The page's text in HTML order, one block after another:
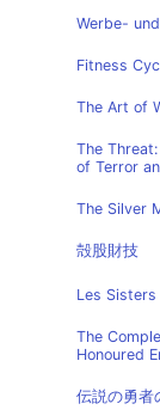
Werbe-
Fitness
The Art of
The
of Terror
The Silver
殻股財技
Les
The
Honoured
伝説の勇者